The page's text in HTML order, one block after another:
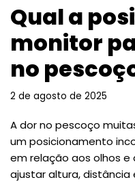
Qual a
monitor
no
2 de agosto de 2025
A dor no pescoço
um posicionamento
em relação aos olhos e
ajustar altura, distância